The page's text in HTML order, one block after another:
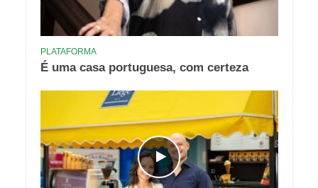
PLATAFORMA
É uma casa portuguesa, com certeza